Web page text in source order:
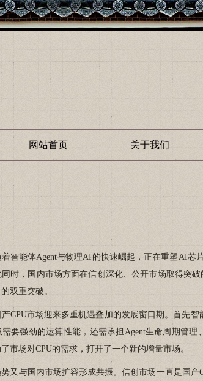
网站首页 关于我们
能体Agent与物理AI的快速崛起，正在重塑AI芯
时，国内市场方面在信创深化、公开市场取得突
双重突破。
市场迎来多重机遇叠加的发展窗口期。首先智
要强劲的运算性能，还需承担Agent生命周期管
市场对CPU的需求，打开了一个新的增量市场。
与国内市场扩容形成共振。信创市场一直是国产